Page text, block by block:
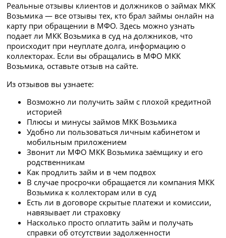
Реальные отзывы клиентов и должников о займах МКК
Возьмика — все отзывы тех, кто брал займы онлайн на
карту при обращении в МФО. Здесь можно узнать
подает ли МКК Возьмика в суд на должников, что
происходит при неуплате долга, информацию о
коллекторах. Если вы обращались в МФО МКК
Возьмика, оставьте отзыв на сайте.
Из отзывов вы узнаете:
Возможно ли получить займ с плохой кредитной
историей
Плюсы и минусы займов МКК Возьмика
Удобно ли пользоваться личным кабинетом и
мобильным приложением
Звонит ли МФО МКК Возьмика заёмщику и его
родственникам
Как продлить займ и в чем подвох
В случае просрочки обращается ли компания МКК
Возьмика к коллекторам или в суд
Есть ли в договоре скрытые платежи и комиссии,
навязывает ли страховку
Насколько просто оплатить займ и получать
справки об отсутствии задолженности